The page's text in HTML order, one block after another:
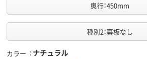
奥行：450mm
種別2：幕板なし
カラー ナチュラル